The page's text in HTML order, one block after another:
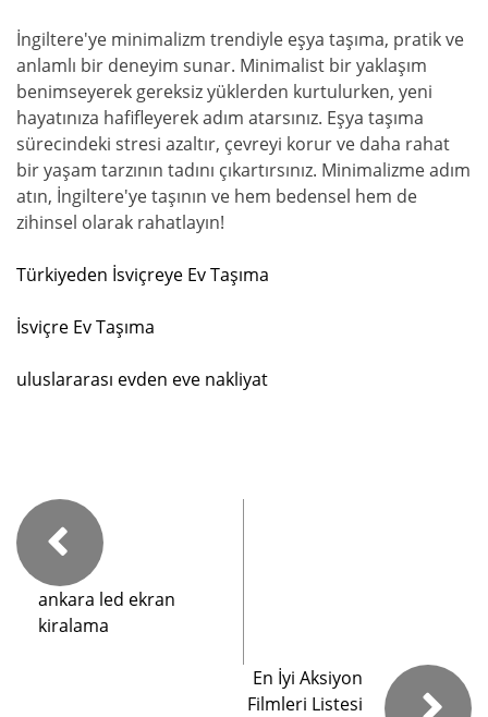
İngiltere'ye minimalizm trendiyle eşya taşıma, pratik ve
anlamlı bir deneyim sunar. Minimalist bir yaklaşım
benimseyerek gereksiz yüklerden kurtulurken, yeni
hayatınıza hafifleyerek adım atarsınız. Eşya taşıma
sürecindeki stresi azaltır, çevreyi korur ve daha rahat
bir yaşam tarzının tadını çıkartırsınız. Minimalizme adım
atın, İngiltere'ye taşının ve hem bedensel hem de
zihinsel olarak rahatlayın!
Türkiyeden İsviçreye Ev Taşıma
İsviçre Ev Taşıma
uluslararası evden eve nakliyat
ankara led ekran
kiralama
En İyi Aksiyon
Filmleri Listesi